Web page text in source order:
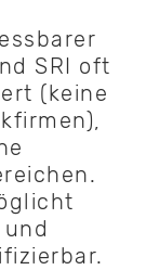
SRI oft
(keine